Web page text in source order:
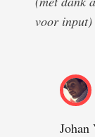
voor input)
Johan